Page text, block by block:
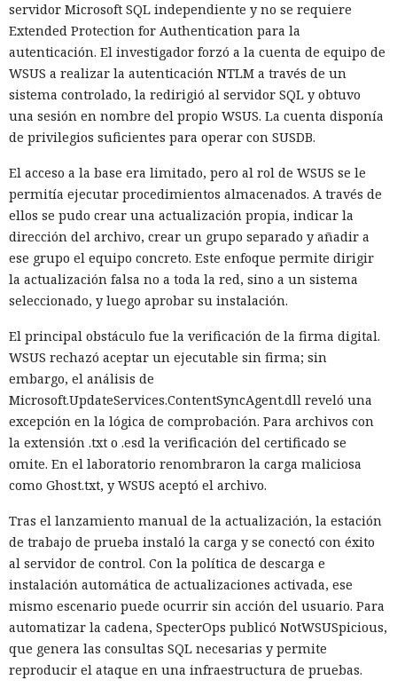
servidor Microsoft SQL independiente y no se requiere
Extended Protection for Authentication para la
autenticación. El investigador forzó a la cuenta de equipo de
WSUS a realizar la autenticación NTLM a través de un
sistema controlado, la redirigió al servidor SQL y obtuvo
una sesión en nombre del propio WSUS. La cuenta disponía
de privilegios suficientes para operar con SUSDB.
El acceso a la base era limitado, pero al rol de WSUS se le
permitía ejecutar procedimientos almacenados. A través de
ellos se pudo crear una actualización propia, indicar la
dirección del archivo, crear un grupo separado y añadir a
ese grupo el equipo concreto. Este enfoque permite dirigir
la actualización falsa no a toda la red, sino a un sistema
seleccionado, y luego aprobar su instalación.
El principal obstáculo fue la verificación de la firma digital.
WSUS rechazó aceptar un ejecutable sin firma; sin
embargo, el análisis de
Microsoft.UpdateServices.ContentSyncAgent.dll reveló una
excepción en la lógica de comprobación. Para archivos con
la extensión .txt o .esd la verificación del certificado se
omite. En el laboratorio renombraron la carga maliciosa
como Ghost.txt, y WSUS aceptó el archivo.
Tras el lanzamiento manual de la actualización, la estación
de trabajo de prueba instaló la carga y se conectó con éxito
al servidor de control. Con la política de descarga e
instalación automática de actualizaciones activada, ese
mismo escenario puede ocurrir sin acción del usuario. Para
automatizar la cadena, SpecterOps publicó NotWSUSpicious,
que genera las consultas SQL necesarias y permite
reproducir el ataque en una infraestructura de pruebas.